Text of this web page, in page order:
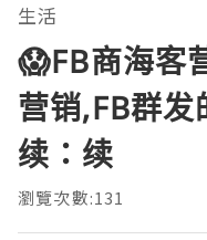
生活
😱FB商海客
营销,FB群发
续：续
瀏覽次數:131